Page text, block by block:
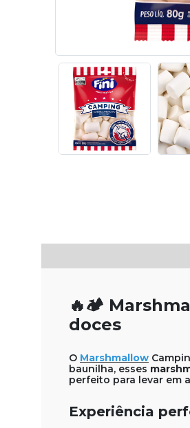
🔥🏕️
doces
O Marshmallow
baunilha, esses
perfeito para levar em
Experiência